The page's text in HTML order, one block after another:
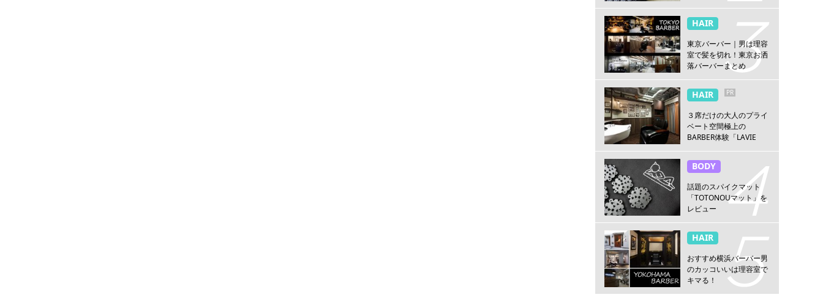
HAIR
東京バーバー｜男は理容
室で髪を切れ！東京お洒
落バーバーまとめ
HAIR PR
３席だけの大人のプライ
ベート空間極上の
BARBER体験「LAVIE
BARBER HANARE新宿
店」
BODY
話題のスパイクマット
「TOTONOUマット」を
レビュー
HAIR
おすすめ横浜バーバー男
のカッコいいは理容室で
キマる！